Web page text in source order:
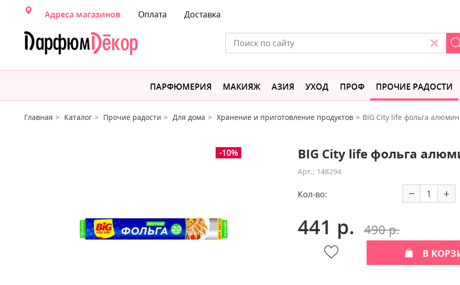
Адреса магазинов Оплата Доставка
ПАРФЮМЕРИЯ МАКИЯЖ АЗИЯ УХОД ПРОФ ПРОЧИЕ РАДОСТИ
Главная Каталог Прочие радости Для дома Хранение и приготовление продуктов BIG City life фольга
-10% BIG City life фольга
Арт.: 148294
Кол-во: − +
441 р. 490 р.
В